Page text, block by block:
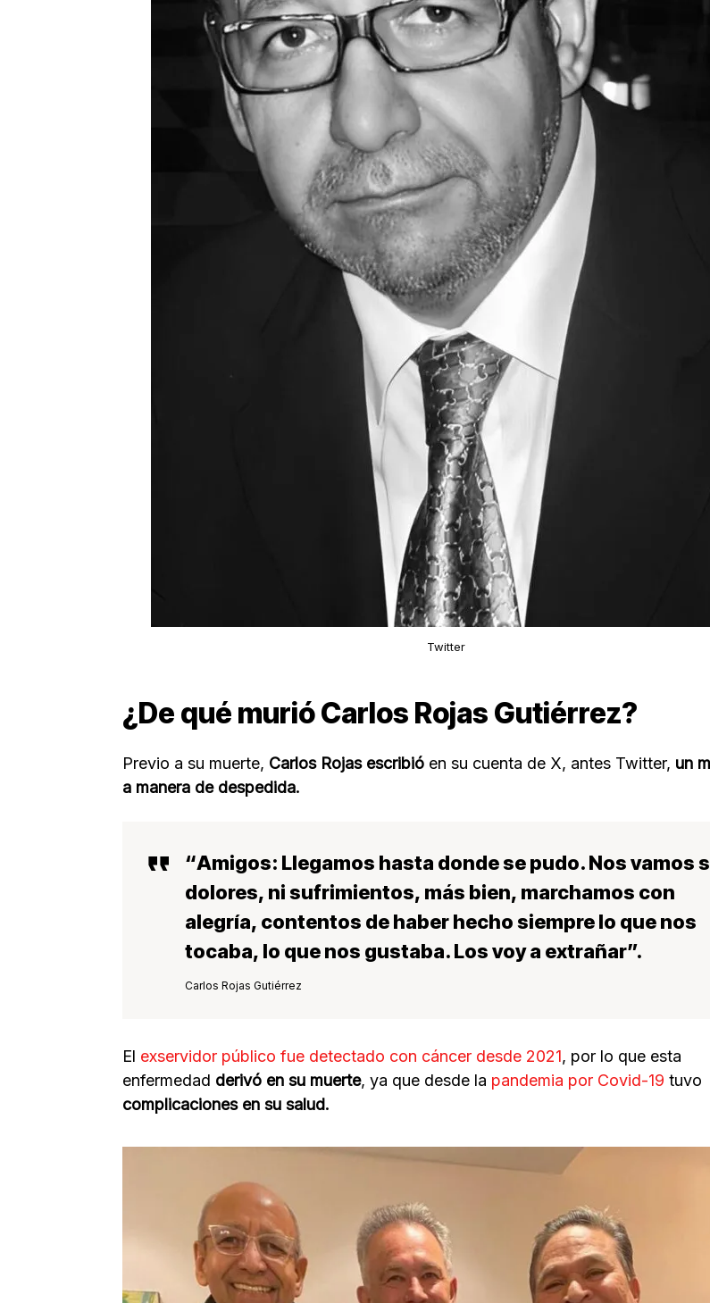
Twitter
¿De qué murió Carlos Rojas Gutiérrez?
Previo a su muerte, Carlos Rojas escribió en su cuenta de X, antes Twitter, un
a manera de despedida.
“Amigos: Llegamos hasta donde se pudo. Nos vamos
dolores, ni sufrimientos, más bien, marchamos con
alegría, contentos de haber hecho siempre lo que nos
tocaba, lo que nos gustaba.Los voy a extrañar”.
Carlos Rojas Gutiérrez
El exservidor público fue detectado con cáncer desde 2021, por lo que esta
enfermedad derivó en su muerte, ya que desde la pandemia por Covid-19 tuvo
complicaciones en su salud.